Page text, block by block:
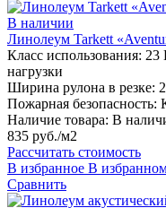
В наличии
Линолеум Tarkett
Класс использования: 23
нагрузки
Ширина рулона в резке:
Пожарная безопасность:
Наличие товара: В
835 руб./м2
Рассчитать стоимость
В избранное В
Сравнить